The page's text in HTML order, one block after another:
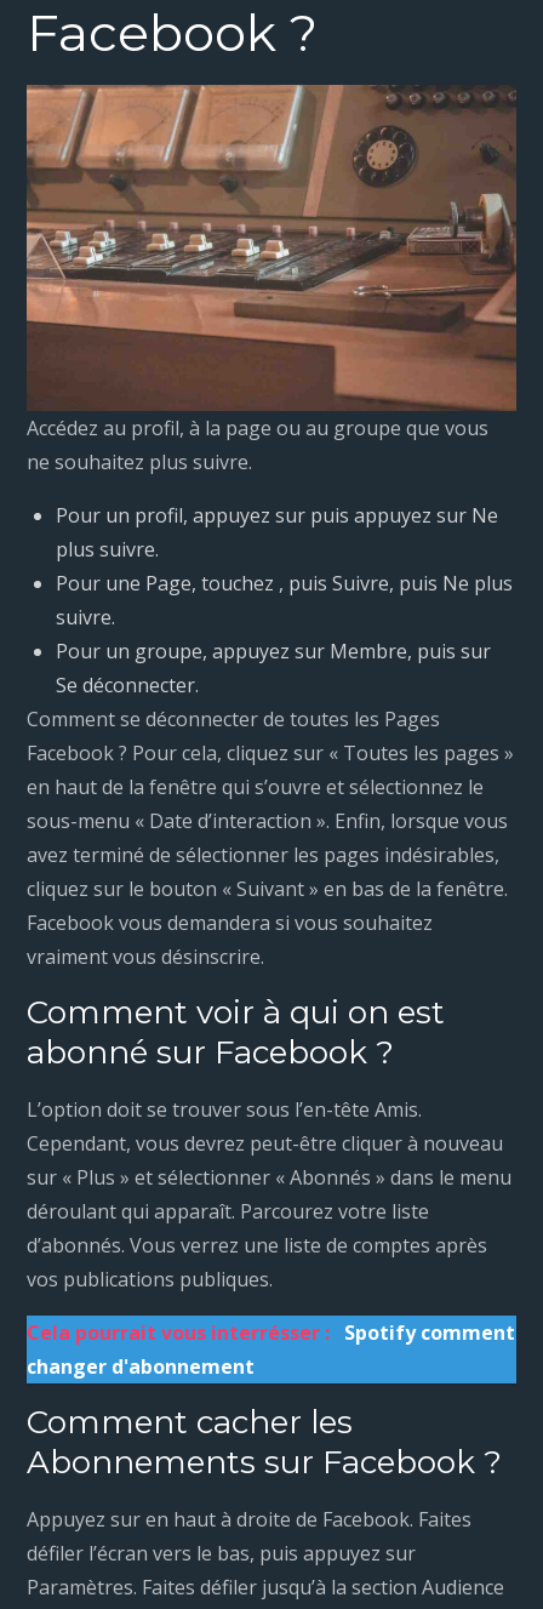
Facebook ?
Accédez au profil, à la page ou au groupe que vous
ne souhaitez plus suivre.
Pour un profil, appuyez sur puis appuyez sur Ne
plus suivre.
Pour une Page, touchez , puis Suivre, puis Ne plus
suivre.
Pour un groupe, appuyez sur Membre, puis sur
Se déconnecter.
Comment se déconnecter de toutes les Pages
Facebook ? Pour cela, cliquez sur « Toutes les pages »
en haut de la fenêtre qui s’ouvre et sélectionnez le
sous-menu « Date d’interaction ». Enfin, lorsque vous
avez terminé de sélectionner les pages indésirables,
cliquez sur le bouton « Suivant » en bas de la fenêtre.
Facebook vous demandera si vous souhaitez
vraiment vous désinscrire.
Comment voir à qui on est
abonné sur Facebook ?
L’option doit se trouver sous l’en-tête Amis.
Cependant, vous devrez peut-être cliquer à nouveau
sur « Plus » et sélectionner « Abonnés » dans le menu
déroulant qui apparaît. Parcourez votre liste
d’abonnés. Vous verrez une liste de comptes après
vos publications publiques.
Cela pourrait vous interrésser : Spotify comment
changer d'abonnement
Comment cacher les
Abonnements sur Facebook ?
Appuyez sur en haut à droite de Facebook. Faites
défiler l’écran vers le bas, puis appuyez sur
Paramètres. Faites défiler jusqu’à la section Audience